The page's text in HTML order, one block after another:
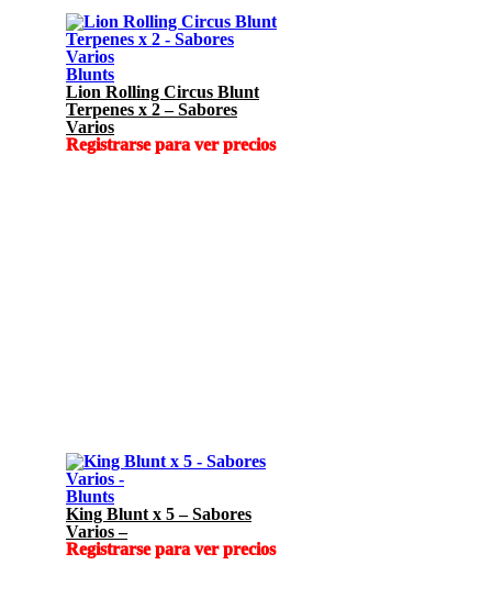
Blunts
Lion Rolling Circus Blunt
Terpenes x 2 – Sabores
Varios
Registrarse para ver precios
Blunts
King Blunt x 5 – Sabores
Varios –
Registrarse para ver precios